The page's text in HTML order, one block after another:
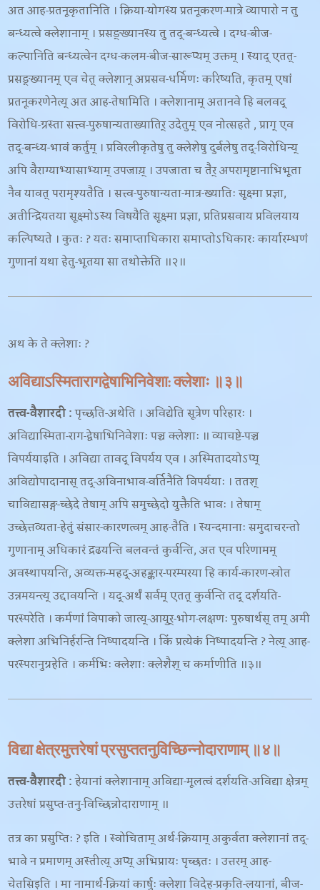
अत आह-प्रतनूकृतानिति । क्रिया-योगस्य प्रतनूकरण-मात्रे व्यापारो न तु
बन्ध्यत्वे क्लेशानाम् । प्रसङ्ख्यानस्य तु तद्-बन्ध्यत्वे । दग्ध-बीज-
कल्पानिति बन्ध्यत्वेन दग्ध-कलम-बीज-सारूप्यम् उक्तम् । स्याद् एतत्-
प्रसङ्ख्यानम् एव चेत् क्लेशान् अप्रसव-धर्मिणः करिष्यति, कृतम् एषां
प्रतनूकरणेनेत्य् अत आह-तेषामिति । क्लेशानाम् अतानवे हि बलवद्
विरोधि-ग्रस्ता सत्त्व-पुरुषान्यताख्यातिर् उदेतुम् एव नोत्सहते , प्राग् एव
तद्-बन्ध्य-भावं कर्तुम् । प्रविरलीकृतेषु तु क्लेशेषु दुर्बलेषु तद्-विरोधिन्य्
अपि वैराग्याभ्यासाभ्याम् उपजाय़् । उपजाता च तैर् अपरामृष्टानाभिभूता
नैव यावत् परामृश्यतैति । सत्त्व-पुरुषान्यता-मात्र-ख्यातिः सूक्ष्मा प्रज्ञा,
अतीन्द्रियतया सूक्ष्मोऽस्य विषयैति सूक्ष्मा प्रज्ञा, प्रतिप्रसवाय प्रविलयाय
कल्पिष्यते । कुतः ? यतः समाप्ताधिकारा समाप्तोऽधिकारः कार्यारम्भणं
गुणानां यथा हेतु-भूतया सा तथोक्तेति ॥२॥
अथ के ते क्लेशाः ?
अविद्याऽस्मितारागद्वेषाभिनिवेशा: क्लेशाः ॥३॥
तत्त्व-वैशारदी :पृच्छति-अथेति । अविद्येति सूत्रेण परिहारः ।
अविद्यास्मिता-राग-द्वेषाभिनिवेशाः पञ्च क्लेशाः ॥ व्याचष्टे-पञ्च
विपर्ययाइति । अविद्या तावद् विपर्यय एव । अस्मितादयोऽप्य्
अविद्योपादानास् तद्-अविनाभाव-वर्तिनैति विपर्ययाः । ततश्
चाविद्यासङ्ग-च्छेदे तेषाम् अपि समुच्छेदो युक्तैति भावः । तेषाम्
उच्छेत्तव्यता-हेतुं संसार-कारणत्वम् आह-तैति । स्यन्दमानाः समुदाचरन्तो
गुणानाम् अधिकारं द्रढयन्ति बलवन्तं कुर्वन्ति, अत एव परिणामम्
अवस्थापयन्ति, अव्यक्त-महद्-अहङ्कार-परम्परया हि कार्य-कारण-स्रोत
उन्नमयन्त्य् उद्दावयन्ति । यद्-अर्थं सर्वम् एतत् कुर्वन्ति तद् दर्शयति-
परस्परेति । कर्मणां विपाको जात्य्-आयुर्-भोग-लक्षणः पुरुषार्थस् तम् अमी
क्लेशा अभिनिर्हरन्ति निष्पादयन्ति । किं प्रत्येकं निष्पादयन्ति ? नेत्य् आह-
परस्परानुग्रहेति । कर्मभिः क्लेशाः क्लेशैश् च कर्माणीति ॥३॥
विद्या क्षेत्रमुत्तरेषां प्रसुप्ततनुविच्छिन्नोदाराणाम् ॥४॥
तत्त्व-वैशारदी:हेयानां क्लेशानाम् अविद्या-मूलत्वं दर्शयति-अविद्या क्षेत्रम्
उत्तरेषां प्रसुप्त-तनु-विच्छिन्नोदाराणाम् ॥
तत्र का प्रसुप्तिः ? इति । स्वोचिताम् अर्थ-क्रियाम् अकुर्वता क्लेशानां तद्-
भावे न प्रमाणम् अस्तीत्य् अप्य् अभिप्रायः पृच्छतः । उत्तरम् आह-
चेतसिइति । मा नामार्थ-क्रियां कार्षुः क्लेशा विदेह-प्रकृति-लयानां, बीज-